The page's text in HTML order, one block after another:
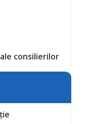
consilierilor